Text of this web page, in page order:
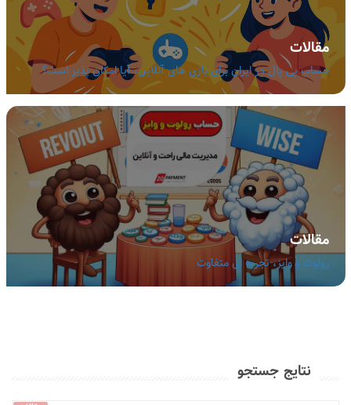
مقالات
حساب پی پال در ایران برای بازی های آنلاین، آیا امکان پذیر است؟
مقالات
رولوت و وایز، تجربه ای متفاوت
نتایج جستجو